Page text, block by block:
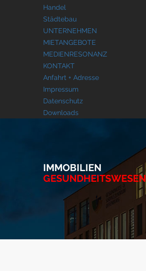
Handel
Städtebau
UNTERNEHMEN
MIETANGEBOTE
MEDIENRESONANZ
KONTAKT
Anfahrt + Adresse
Impressum
Datenschutz
Downloads
IMMOBILIEN
GESUNDHEITSWESEN